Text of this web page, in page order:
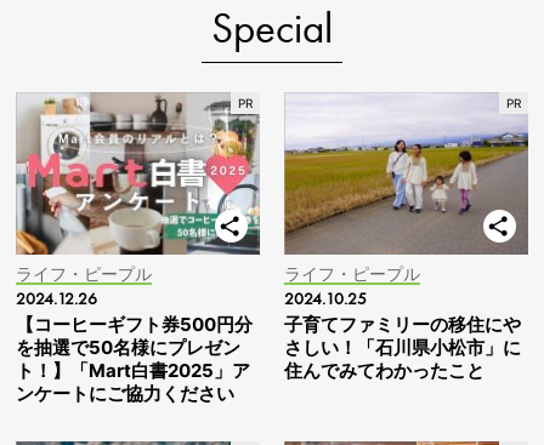
Special
ライフ・ピープル
2024.12.26
【コーヒーギフト券500円分
を抽選で50名様にプレゼン
ト！】「Mart白書2025」ア
ンケートにご協力ください
ライフ・ピープル
2024.10.25
子育てファミリーの移住にや
さしい！「石川県小松市」に
住んでみてわかったこと